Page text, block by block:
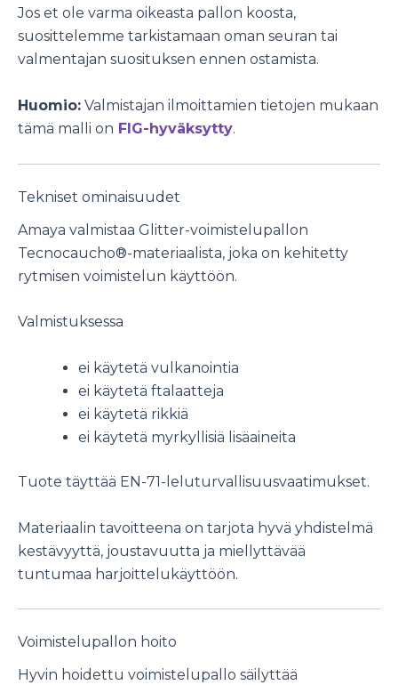
Jos et ole varma oikeasta pallon koosta,
suosittelemme tarkistamaan oman seuran tai
valmentajan suosituksen ennen ostamista.
Huomio: Valmistajan ilmoittamien tietojen mukaan
tämä malli on FIG-hyväksytty.
Tekniset ominaisuudet
Amaya valmistaa Glitter-voimistelupallon
Tecnocaucho®-materiaalista, joka on kehitetty
rytmisen voimistelun käyttöön.
Valmistuksessa
ei käytetä vulkanointia
ei käytetä ftalaatteja
ei käytetä rikkiä
ei käytetä myrkyllisiä lisäaineita
Tuote täyttää EN-71-leluturvallisuusvaatimukset.
Materiaalin tavoitteena on tarjota hyvä yhdistelmä
kestävyyttä, joustavuutta ja miellyttävää
tuntumaa harjoittelukäyttöön.
Voimistelupallon hoito
Hyvin hoidettu voimistelupallo säilyttää